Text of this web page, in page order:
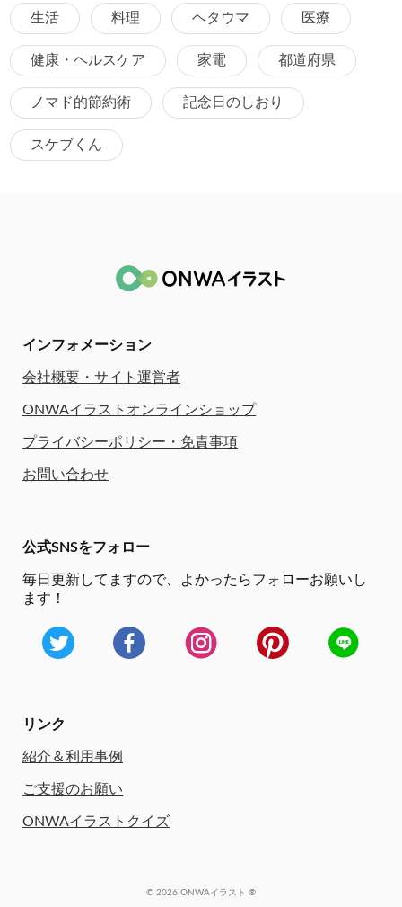
生活 料理 ヘタウマ 医療
健康・ヘルスケア 家電 都道府県
ノマド的節約術 記念日のしおり
スケブくん
インフォメーション
会社概要・サイト運営者
ONWAイラストオンラインショップ
プライバシーポリシー・免責事項
お問い合わせ
公式SNSをフォロー
毎日更新してますので、
よかったらフォローお願いし
ます！
リンク
紹介＆利用事例
ご支援のお願い
ONWAイラストクイズ
© 2026 ONWAイラスト ®